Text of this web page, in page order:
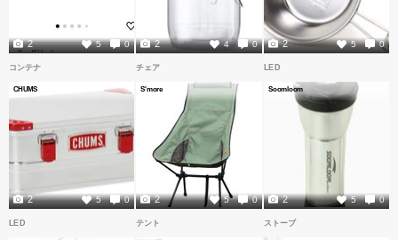
5 0
2 4 0
2 5 0
2
コンテナ
CHUMS
5 0
2
チェア
S'more
5 0
2
LED
Soomloom
5 0
2
LED テント ストーブ